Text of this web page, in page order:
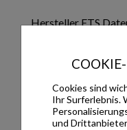
Hersteller ETS
es_jung0110.zip
de_jung1009.zip
Cookies sind
Ihr Surferlebnis.
und